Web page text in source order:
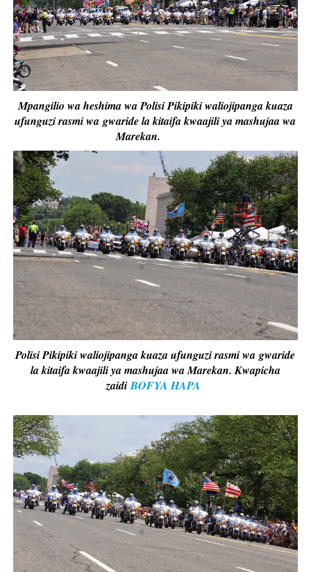
Mpangilio wa heshima wa Polisi Pikipiki waliojipanga kuaza
ufunguzi rasmi wa gwaride la kitaifa kwaajili ya mashujaa wa
Marekan.
Polisi Pikipiki waliojipanga kuaza ufunguzi rasmi wa gwaride
la kitaifa kwaajili ya mashujaa wa Marekan. Kwapicha
zaidi BOFYA HAPA